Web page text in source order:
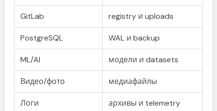
1. Нет доступа к объектам
3. Upload работает, download нет
4. List bucket не работает
Практические рекомендации
Для production
GitLab registry и uploads
PostgreSQL WAL и backup
ML/AI модели и datasets
Видео/фото медиафайлы
Логи архивы и telemetry